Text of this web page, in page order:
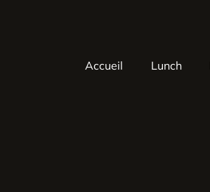
Accueil Lunch